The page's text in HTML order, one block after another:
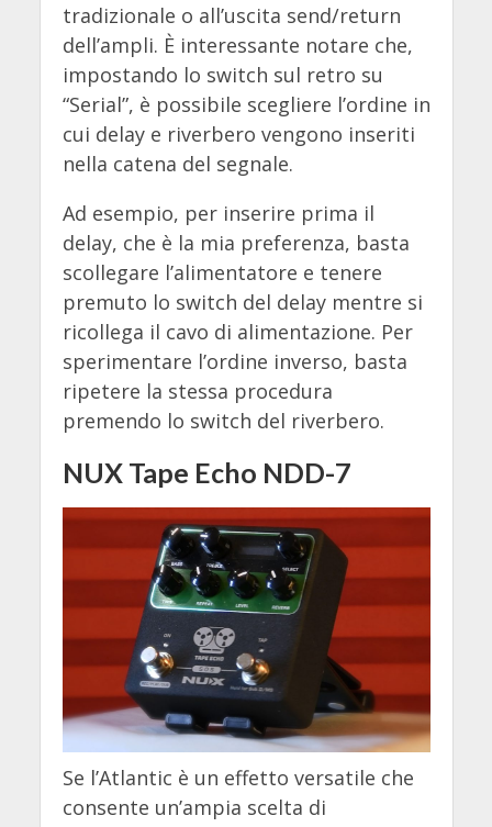
tradizionale o all’uscita send/return
dell’ampli. È interessante notare che,
impostando lo switch sul retro su
“Serial”, è possibile scegliere l’ordine in
cui delay e riverbero vengono inseriti
nella catena del segnale.
Ad esempio, per inserire prima il
delay, che è la mia preferenza, basta
scollegare l’alimentatore e tenere
premuto lo switch del delay mentre si
ricollega il cavo di alimentazione. Per
sperimentare l’ordine inverso, basta
ripetere la stessa procedura
premendo lo switch del riverbero.
NUX Tape Echo NDD-7
Se l’Atlantic è un effetto versatile che
consente un’ampia scelta di